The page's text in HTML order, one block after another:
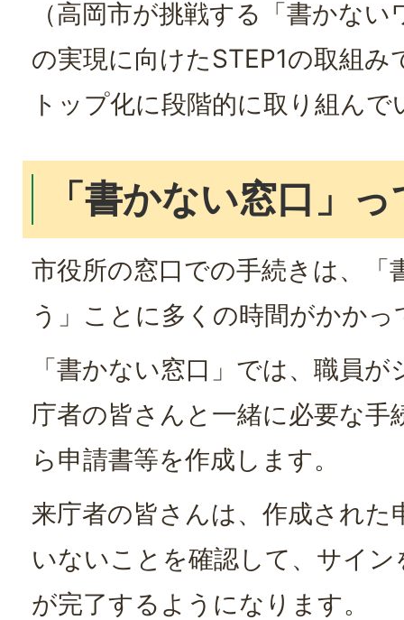
（高岡市が挑戦する「書かな
の実現に向けたSTEP1の取組
トップ化に段階的に取り組ん
「書かない窓口」
市役所の窓口での手続きは、「
う」ことに多くの時間がかかっ
「書かない窓口」では、職員
庁者の皆さんと一緒に必要な手
ら申請書等を作成します。
来庁者の皆さんは、作成された
いないことを確認して、サイ
が完了するようになります。